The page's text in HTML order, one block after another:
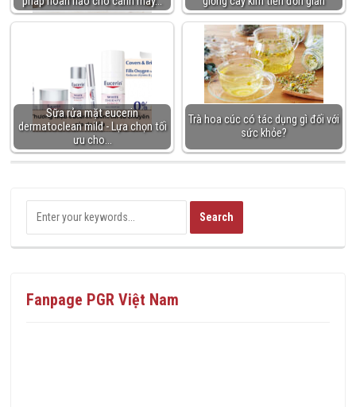
Sữa rửa mặt eucerin
dermatoclean mild - Lựa chọn tối
ưu cho…
Trà hoa cúc có tác dụng gì đối với
sức khỏe?
Fanpage PGR Việt Nam